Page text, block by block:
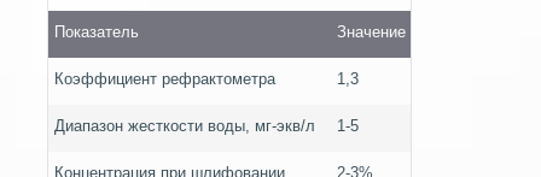
Показатель Значение
Коэффициент рефрактометра 1,3
Диапазон жесткости воды, мг-экв/л 1-5
Концентрация при шлифовании 2-3%